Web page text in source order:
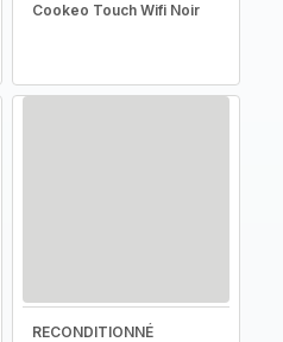
Cookeo Touch Wifi Noir
RECONDITIONNÉ